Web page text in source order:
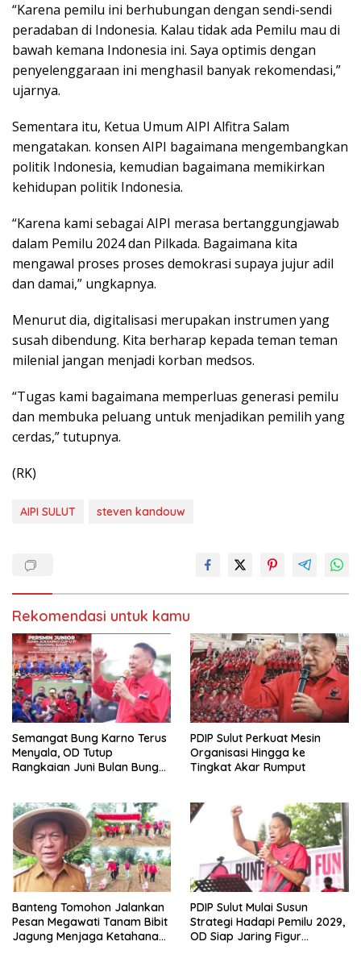
“Karena pemilu ini berhubungan dengan sendi-sendi
peradaban di Indonesia. Kalau tidak ada Pemilu mau di
bawah kemana Indonesia ini. Saya optimis dengan
penyelenggaraan ini menghasil banyak rekomendasi,”
ujarnya.
Sementara itu, Ketua Umum AIPI Alfitra Salam
mengatakan. konsen AIPI bagaimana mengembangkan
politik Indonesia, kemudian bagaimana memikirkan
kehidupan politik Indonesia.
“Karena kami sebagai AIPI merasa bertanggungjawab
dalam Pemilu 2024 dan Pilkada. Bagaimana kita
mengawal proses proses demokrasi supaya jujur adil
dan damai,” ungkapnya.
Menurut dia, digitalisasi merupakan instrumen yang
susah dibendung. Kita berharap kepada teman teman
milenial jangan menjadi korban medsos.
“Tugas kami bagaimana memperluas generasi pemilu
dan membuka peluang untuk menjadikan pemilih yang
cerdas,” tutupnya.
(RK)
AIPI SULUT steven kandouw
Rekomendasi untuk kamu
Semangat Bung Karno Terus
Menyala, OD Tutup
Rangkaian Juni Bulan Bung
PDIP Sulut Perkuat Mesin
Organisasi Hingga ke
Tingkat Akar Rumput
Banteng Tomohon Jalankan
Pesan Megawati Tanam Bibit
Jagung Menjaga Ketahanan
PDIP Sulut Mulai Susun
Strategi Hadapi Pemilu 2029,
OD Siap Jaring Figur